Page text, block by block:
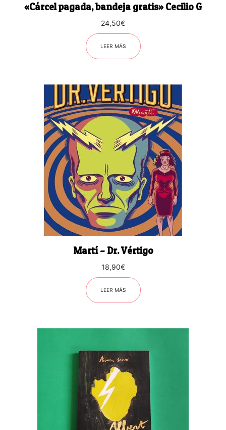
«Cárcel pagada, bandeja gratis» Cecilio G
24,50€
LEER MÁS
Martí – Dr. Vértigo
18,90€
LEER MÁS